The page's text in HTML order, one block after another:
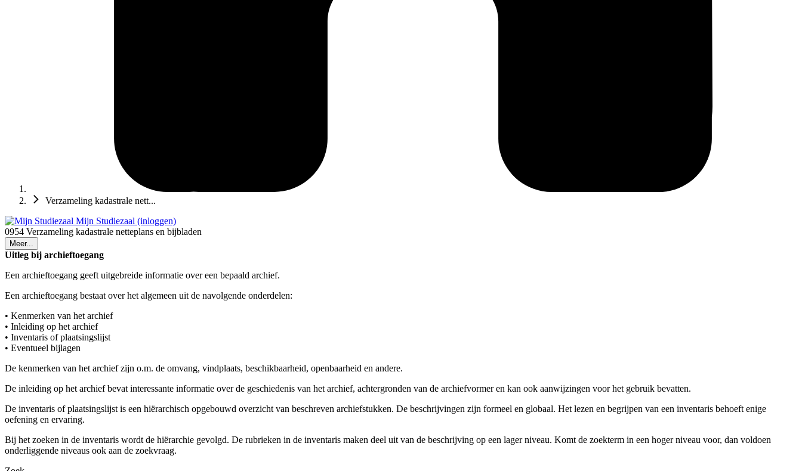
Verzameling kadastrale nett...
Mijn Studiezaal (inloggen)
0954 Verzameling kadastrale netteplans en bijbladen
Meer...
Uitleg bij archieftoegang
Een archieftoegang geeft uitgebreide informatie over een bepaald archief.
Een archieftoegang bestaat over het algemeen uit de navolgende onderdelen:
• Kenmerken van het archief
• Inleiding op het archief
• Inventaris of plaatsingslijst
• Eventueel bijlagen
De kenmerken van het archief zijn o.m. de omvang, vindplaats, beschikbaarheid, openbaarheid en andere.
De inleiding op het archief bevat interessante informatie over de geschiedenis van het archief, achtergronden van de archiefvormer en kan ook aanwijzingen voor het gebruik bevatten.
De inventaris of plaatsingslijst is een hiërarchisch opgebouwd overzicht van beschreven archiefstukken. De beschrijvingen zijn formeel en globaal. Het lezen en begrijpen van een inventaris behoeft enige
oefening en ervaring.
Bij het zoeken in de inventaris wordt de hiërarchie gevolgd. De rubrieken in de inventaris maken deel uit van de beschrijving op een lager niveau. Komt de zoekterm in een hoger niveau voor, dan voldoen
onderliggende niveaus ook aan de zoekvraag.